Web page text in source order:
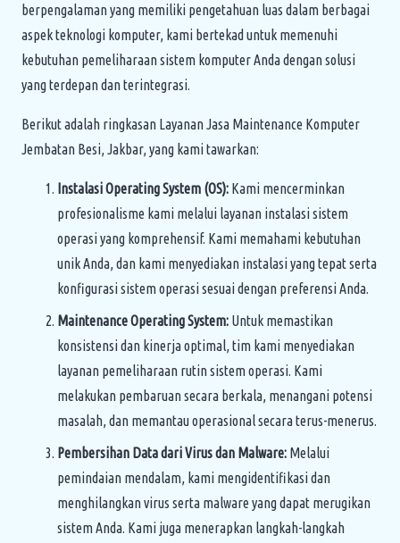
berpengalaman yang memiliki pengetahuan luas dalam berbagai
aspek teknologi komputer, kami bertekad untuk memenuhi
kebutuhan pemeliharaan sistem komputer Anda dengan solusi
yang terdepan dan terintegrasi.
Berikut adalah ringkasan Layanan Jasa Maintenance Komputer
Jembatan Besi, Jakbar, yang kami tawarkan:
Instalasi Operating System (OS): Kami mencerminkan
profesionalisme kami melalui layanan instalasi sistem
operasi yang komprehensif. Kami memahami kebutuhan
unik Anda, dan kami menyediakan instalasi yang tepat serta
konfigurasi sistem operasi sesuai dengan preferensi Anda.
Maintenance Operating System: Untuk memastikan
konsistensi dan kinerja optimal, tim kami menyediakan
layanan pemeliharaan rutin sistem operasi. Kami
melakukan pembaruan secara berkala, menangani potensi
masalah, dan memantau operasional secara terus-menerus.
Pembersihan Data dari Virus dan Malware: Melalui
pemindaian mendalam, kami mengidentifikasi dan
menghilangkan virus serta malware yang dapat merugikan
sistem Anda. Kami juga menerapkan langkah-langkah